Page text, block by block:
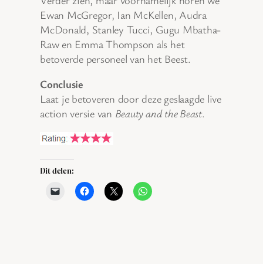
Ewan McGregor, Ian McKellen, Audra
McDonald, Stanley Tucci, Gugu Mbatha-
Raw en Emma Thompson als het
betoverde personeel van het Beest.
Conclusie
Laat je betoveren door deze geslaagde live
action versie van Beauty and the Beast.
Dit delen: